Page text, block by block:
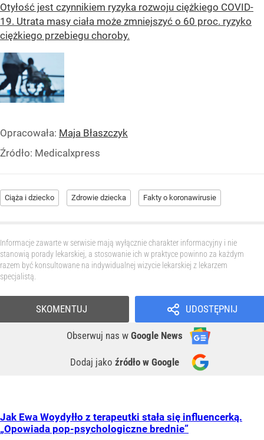
Otyłość jest czynnikiem ryzyka rozwoju ciężkiego COVID-
19. Utrata masy ciała może zmniejszyć o 60 proc. ryzyko
ciężkiego przebiegu choroby.
Opracowała: Maja Błaszczyk
Źródło: Medicalxpress
Ciąża i dziecko Zdrowie dziecka Fakty o koronawirusie
Informacje zawarte w serwisie mają wyłącznie charakter informacyjny i nie
stanowią porady lekarskiej, a stosowanie ich w praktyce powinno za każdym
razem być konsultowane na indywidualnej wizycie lekarskiej z lekarzem
specjalistą.
UDOSTĘPNIJ
Obserwuj nas w Google News
Dodaj jako źródło w Google
SKOMENTUJ
Jak Ewa Woydyłło z terapeutki stała się influencerką.
„Opowiada pop-psychologiczne brednie”